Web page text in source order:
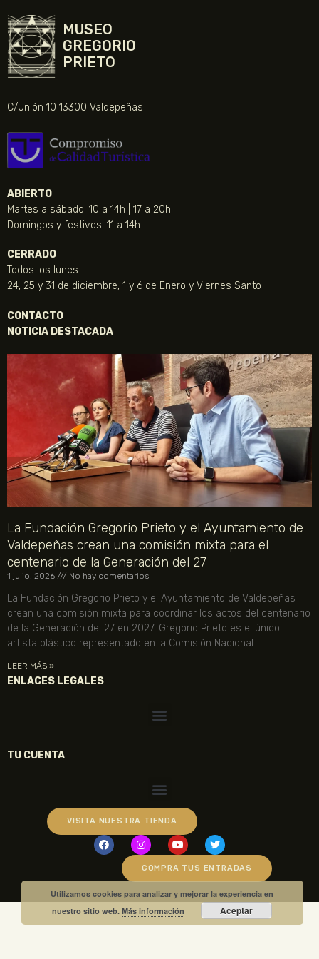
MUSEO
GREGORIO
PRIETO
C/Unión 10 13300 Valdepeñas
ABIERTO
Martes a sábado: 10 a 14h | 17 a 20h
Domingos y festivos: 11 a 14h
CERRADO
Todos los lunes
24, 25 y 31 de diciembre, 1 y 6 de Enero y Viernes Santo
CONTACTO
NOTICIA DESTACADA
La Fundación Gregorio Prieto y el Ayuntamiento de
Valdepeñas crean una comisión mixta para el
centenario de la Generación del 27
1 julio, 2026 No hay comentarios
La Fundación Gregorio Prieto y el Ayuntamiento de Valdepeñas
crean una comisión mixta para coordinar los actos del centenario
de la Generación del 27 en 2027. Gregorio Prieto es el único
artista plástico representado en la Comisión Nacional.
LEER MÁS »
ENLACES LEGALES
TU CUENTA
VISITA NUESTRA TIENDA
COMPRA TUS ENTRADAS
Utilizamos cookies para analizar y mejorar la experiencia en
nuestro sitio web.Más información Aceptar